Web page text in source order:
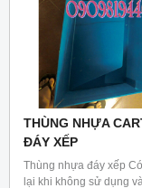
THÙNG NHỰA
ĐÁY XẾP
Thùng nhựa đáy xếp
lại khi không sử dụng